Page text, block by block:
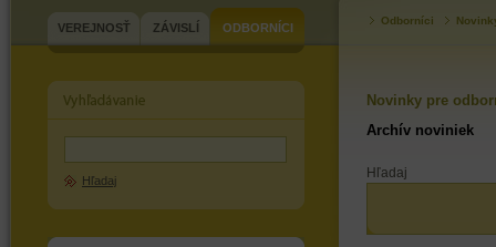
VEREJNOSŤ ZÁVISLÍ ODBORNÍCI
Hľadaj
Odborníci
Novinky pre
Archív noviniek
Hľadaj